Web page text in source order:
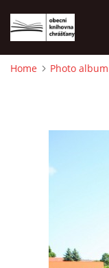
Home Photo album